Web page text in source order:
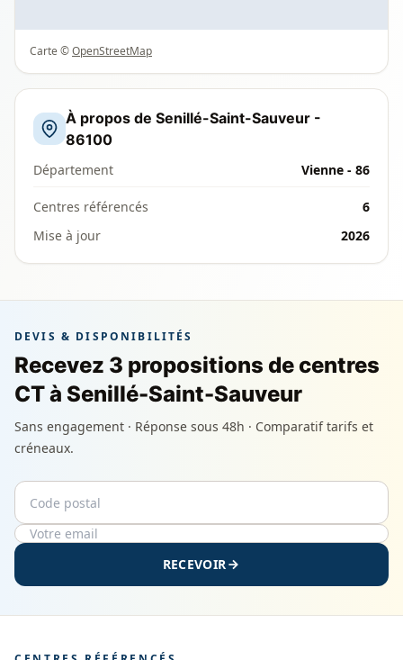
Carte ©OpenStreetMap
À propos de Senillé-Saint-Sauveur -
86100
Département Vienne - 86
Centres référencés
6
Mise à jour
2026
DEVIS & DISPONIBILITÉS
Recevez 3 propositions de centres
CT à Senillé-Saint-Sauveur
Sans engagement · Réponse sous 48h · Comparatif tarifs et
créneaux.
Code postal
Email
RECEVOIR